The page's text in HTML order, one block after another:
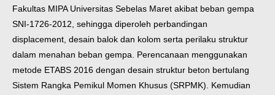
Fakultas MIPA Universitas Sebelas Maret akibat beban gempa
SNI-1726-2012, sehingga diperoleh perbandingan
displacement, desain balok dan kolom serta perilaku struktur
dalam menahan beban gempa. Perencanaan menggunakan
metode ETABS 2016 dengan desain struktur beton bertulang
Sistem Rangka Pemikul Momen Khusus (SRPMK). Kemudian